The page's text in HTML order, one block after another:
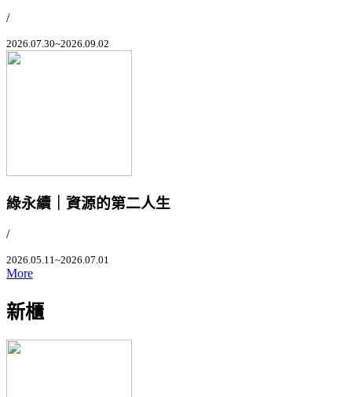
/
2026.07.30~2026.09.02
綠永續｜資源的第二人生
/
2026.05.11~2026.07.01
More
新櫃